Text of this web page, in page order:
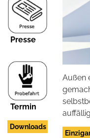
Presse
Termin
Downloads
Außen